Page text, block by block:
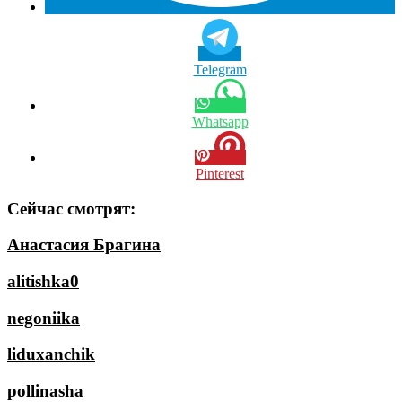
Telegram
Whatsapp
Pinterest
Сейчас смотрят:
Анастасия Брагина
alitishka0
negoniika
liduxanchik
pollinasha